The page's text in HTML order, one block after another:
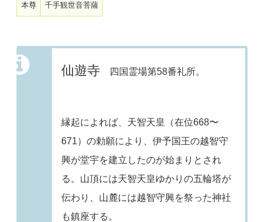
本尊 千手観世音菩薩
仙遊寺 四国霊場第58番礼所。
縁起によれば、天智天皇（在位668〜
671）の勅願により、伊予国王の越智守
興が堂宇を建立したのが始まりとされ
る。山頂には天智天皇ゆかりの五輪塔が
伝わり、山麓には越智守興を祭った神社
も鎮座する。